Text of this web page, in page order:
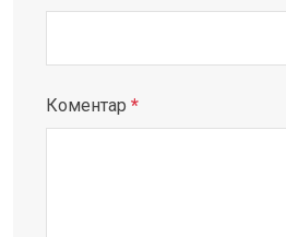
Коментар *